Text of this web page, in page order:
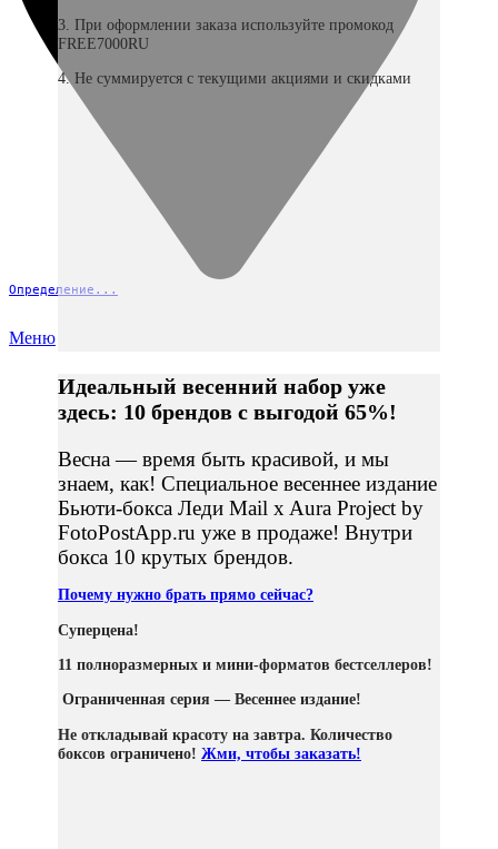
Определение...
Меню
3. При оформлении заказа используйте промокод
FREE7000RU
4. Не суммируется с текущими акциями и скидками
Идеальный весенний набор уже
здесь: 10 брендов с выгодой 65%!
Весна — время быть красивой, и мы
знаем, как! Специальное весеннее издание
Бьюти-бокса Леди Mail x Aura Project by
FotoPostApp.ru уже в продаже! Внутри
бокса 10 крутых брендов.
Почему нужно брать прямо сейчас?
Суперцена!
11 полноразмерных и мини-форматов бестселлеров!
Ограниченная серия — Весеннее издание!
Не откладывай красоту на завтра. Количество
боксов ограничено! Жми, чтобы заказать!